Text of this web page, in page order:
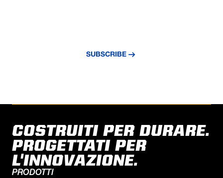
SUBSCRIBE
COSTRUITI PER DURARE.
PROGETTATI PER
L'INNOVAZIONE.
PRODOTTI